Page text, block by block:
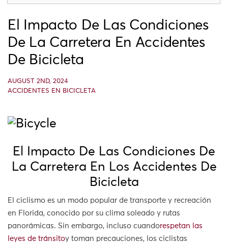
El Impacto De Las Condiciones
De La Carretera En Accidentes
De Bicicleta
AUGUST 2ND, 2024
ACCIDENTES EN BICICLETA
El Impacto De Las Condiciones De
La Carretera En Los Accidentes De
Bicicleta
El ciclismo es un modo popular de transporte y recreación
en Florida, conocido por su clima soleado y rutas
panorámicas. Sin embargo, incluso cuandorespetan las
leyes de tránsitoy toman precauciones, los ciclistas